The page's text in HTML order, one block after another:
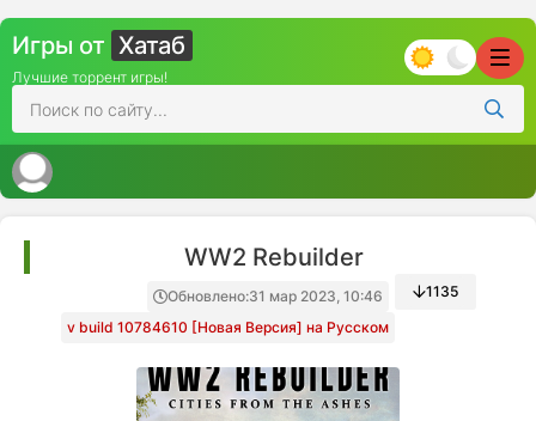
Игры от Хатаб
Лучшие торрент игры!
WW2 Rebuilder
Обновлено:31 мар 2023, 10:46
v build 10784610 [Новая Версия] на Русском
1135